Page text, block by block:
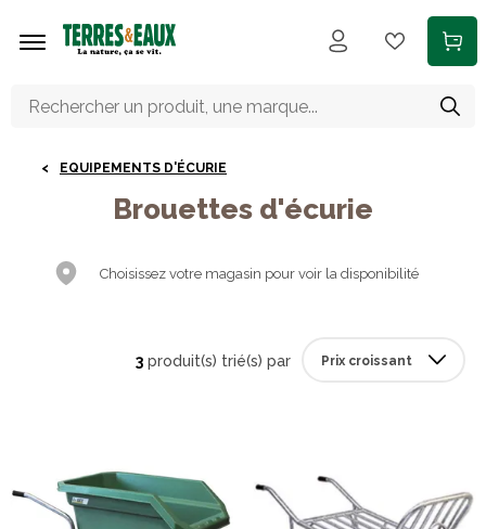
EQUIPEMENTS D'ÉCURIE
Brouettes d'écurie
Choisissez votre magasin pour voir la disponibilité
3 produit(s) trié(s) par